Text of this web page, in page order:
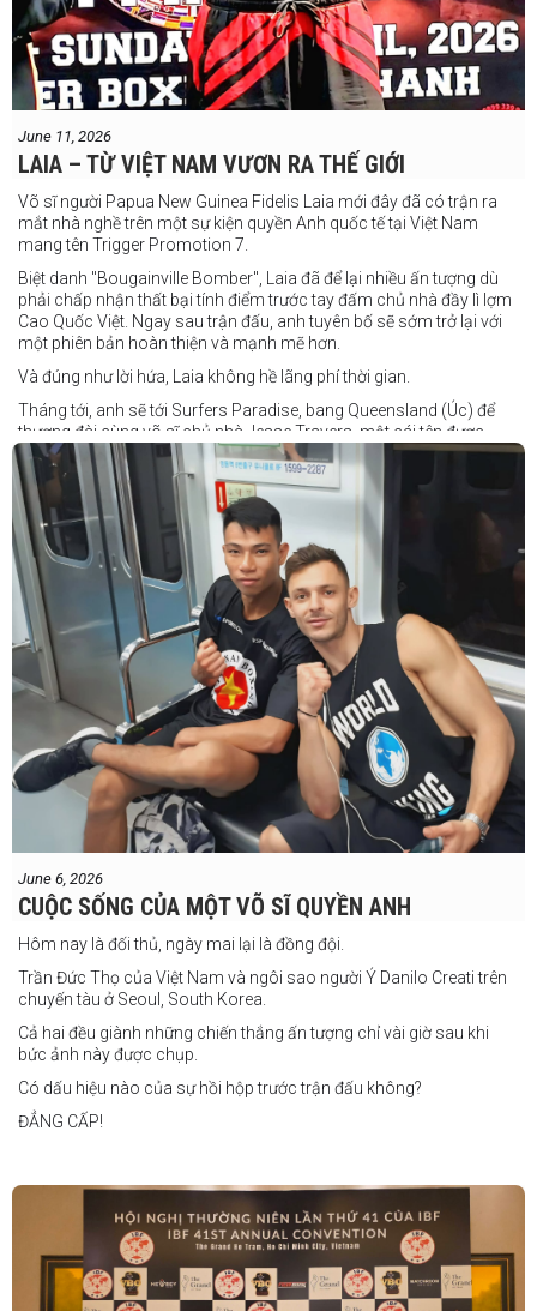
June 11, 2026
LAIA – TỪ VIỆT NAM VƯƠN RA THẾ GIỚI
Võ sĩ người Papua New Guinea Fidelis Laia mới đây đã có trận ra
mắt nhà nghề trên một sự kiện quyền Anh quốc tế tại Việt Nam
mang tên Trigger Promotion 7.
Biệt danh "Bougainville Bomber", Laia đã để lại nhiều ấn tượng dù
phải chấp nhận thất bại tính điểm trước tay đấm chủ nhà đầy lì lợm
Cao Quốc Việt. Ngay sau trận đấu, anh tuyên bố sẽ sớm trở lại với
một phiên bản hoàn thiện và mạnh mẽ hơn.
Và đúng như lời hứa, Laia không hề lãng phí thời gian.
Tháng tới, anh sẽ tới Surfers Paradise, bang Queensland (Úc) để
thượng đài cùng võ sĩ chủ nhà Jesse Travers, một cái tên được
đánh giá là có thực lực nhưng vẫn chưa nhận được sự chú ý tương
xứng.
Travers sở hữu nền tảng nghiệp dư rất đáng nể và từ lâu đã được
xem là một võ sĩ giàu tiềm năng. Trong quá khứ, anh từng có những
trận đấu rất sít sao với các đối thủ chất lượng như Clay Waterman
và Steve Spark.
Sau bảy năm rời xa võ đài, Travers trở lại thi đấu vào tháng 4 năm
nay và ngay lập tức gây ấn tượng mạnh khi hạ gục Blake Payne
ngay trong hiệp đầu tiên. Giờ đây, anh sẽ hướng tới việc nối dài đà
thăng tiến đó khi đối đầu với vị khách đến từ Papua New Guinea.
Tuy nhiên, Laia không hề e ngại thử thách phía trước.
"Đây là cơ hội tuyệt vời để tôi bước thêm một bước trên con đường
sự nghiệp," Laia chia sẻ.
"Tôi sẽ tăng hạng cân để đấu với võ sĩ người Úc này, nhưng điều đó
không thành vấn đề vì trước đây tôi đã từng thi đấu ở hạng cân đó.
thắng. Sau trận đấu này, tôi cũng đã có
một trận đấu khác được lên lịch tại
Philippines
June 6, 2026
CUỘC SỐNG CỦA MỘT VÕ SĨ QUYỀN ANH
Hôm nay là đối thủ, ngày mai lại là đồng đội.
Trần Đức Thọ của Việt Nam và ngôi sao người Ý Danilo Creati trên
chuyến tàu ở Seoul, South Korea.
Cả hai đều giành những chiến thắng ấn tượng chỉ vài giờ sau khi
bức ảnh này được chụp.
Có dấu hiệu nào của sự hồi hộp trước trận đấu không?
ĐẲNG CẤP!